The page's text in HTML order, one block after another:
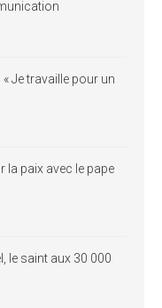
Je travaille pour un
la paix avec le pape
le saint aux 30 000